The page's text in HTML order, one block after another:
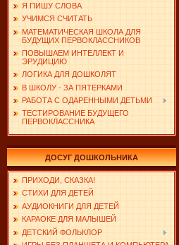
Я ПИШУ СЛОВА
УЧИМСЯ СЧИТАТЬ
МАТЕМАТИЧЕСКАЯ ШКОЛА ДЛЯ
БУДУЩИХ ПЕРВОКЛАССНИКОВ
ПОВЫШАЕМ ИНТЕЛЛЕКТ И
ЭРУДИЦИЮ
ЛОГИКА ДЛЯ ДОШКОЛЯТ
В ШКОЛУ - ЗА ПЯТЕРКАМИ
РАБОТА С ОДАРЕННЫМИ ДЕТЬМИ
ТЕСТИРОВАНИЕ БУДУЩЕГО
ПЕРВОКЛАССНИКА
ДОСУГ ДОШКОЛЬНИКА
ПРИХОДИ, СКАЗКА!
СТИХИ ДЛЯ ДЕТЕЙ
АУДИОКНИГИ ДЛЯ ДЕТЕЙ
КАРАОКЕ ДЛЯ МАЛЫШЕЙ
ДЕТСКИЙ ФОЛЬКЛОР